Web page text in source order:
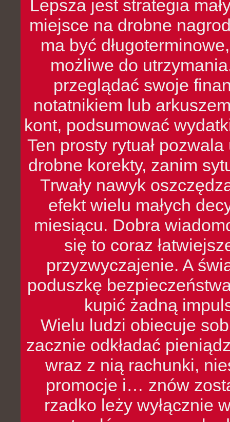
Lepsza jest strategia
miejsce na drobne
ma być
możliwe do
przeglądać swoje
notatnikiem lub
kont, podsumować
Ten prosty rytuał
drobne korekty, zanim
Trwały nawyk
efekt wielu małych
miesiącu. Dobra
się to coraz
przyzwyczajenie. A
poduszkę
kupić żadną
Wielu ludzi obiecuje
zacznie odkładać
wraz z nią rachunki,
promocje i… znów
rzadko leży wyłącznie